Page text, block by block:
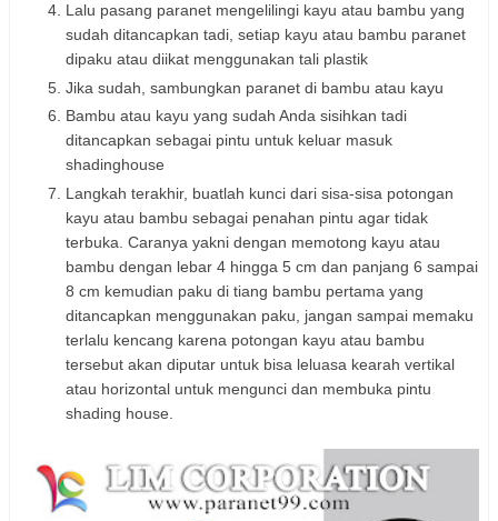
Lalu pasang paranet mengelilingi kayu atau bambu yang
sudah ditancapkan tadi, setiap kayu atau bambu paranet
dipaku atau diikat menggunakan tali plastik
Jika sudah, sambungkan paranet di bambu atau kayu
Bambu atau kayu yang sudah Anda sisihkan tadi
ditancapkan sebagai pintu untuk keluar masuk
shadinghouse
Langkah terakhir, buatlah kunci dari sisa-sisa potongan
kayu atau bambu sebagai penahan pintu agar tidak
terbuka. Caranya yakni dengan memotong kayu atau
bambu dengan lebar 4 hingga 5 cm dan panjang 6 sampai
8 cm kemudian paku di tiang bambu pertama yang
ditancapkan menggunakan paku, jangan sampai memaku
terlalu kencang karena potongan kayu atau bambu
tersebut akan diputar untuk bisa leluasa kearah vertikal
atau horizontal untuk mengunci dan membuka pintu
shading house.